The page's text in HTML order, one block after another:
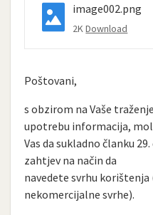
image002.png
2KDownload
Poštovani,
s obzirom na Vaše
upotrebu informacija,
Vas da sukladno članku
zahtjev na način da
navedete svrhu
nekomercijalne svrhe).